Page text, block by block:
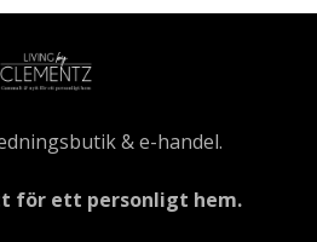
& e-handel.
för ett personligt hem.